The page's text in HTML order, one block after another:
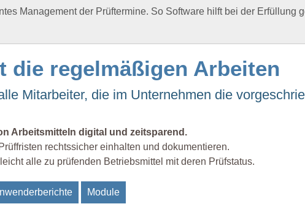
Management der Prüftermine. So Software hilft bei der Erfüllung
die regelmäßigen Arbeiten
Mitarbeiter, die im Unternehmen die
Arbeitsmitteln digital und zeitsparend.
rechtssicher einhalten und dokumentieren.
alle zu prüfenden Betriebsmittel mit deren Prüfstatus.
Module